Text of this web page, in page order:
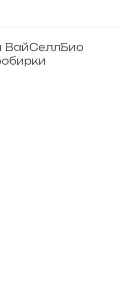
ВайСеллБио